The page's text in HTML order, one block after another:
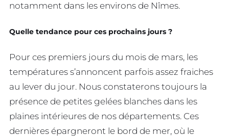
notamment dans les environs de Nîmes.
Quelle tendance pour ces prochains jours ?
Pour ces premiers jours du mois de mars, les
températures s’annoncent parfois assez fraiches
au lever du jour. Nous constaterons toujours la
présence de petites gelées blanches dans les
plaines intérieures de nos départements. Ces
dernières épargneront le bord de mer, où le